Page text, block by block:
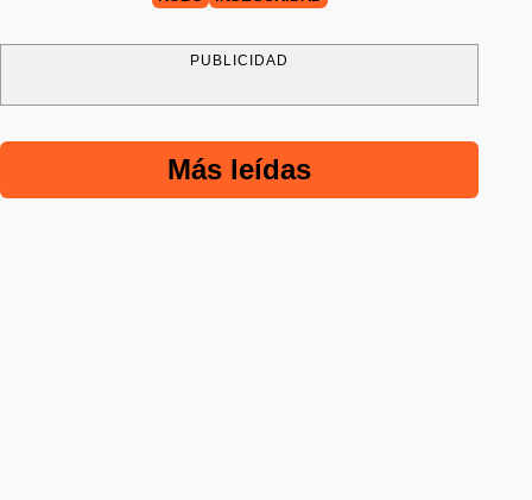
PUBLICIDAD
Más leídas